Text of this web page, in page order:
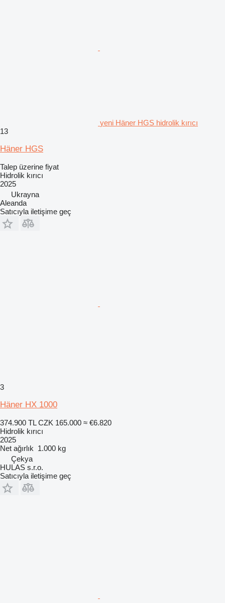
yeni Häner HGS hidrolik kırıcı
13
Häner HGS
Talep üzerine fiyat
Hidrolik kırıcı
2025
Ukrayna
Aleanda
Satıcıyla iletişime geç
3
Häner HX 1000
374.900 TL CZK 165.000 ≈ €6.820
Hidrolik kırıcı
2025
Net ağırlık 1.000 kg
Çekya
HULAS s.r.o.
Satıcıyla iletişime geç